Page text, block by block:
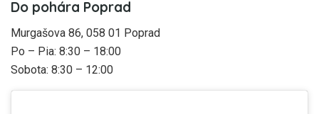
Do pohára Poprad
Murgašova 86, 058 01 Poprad
Po – Pia: 8:30 – 18:00
Sobota: 8:30 – 12:00